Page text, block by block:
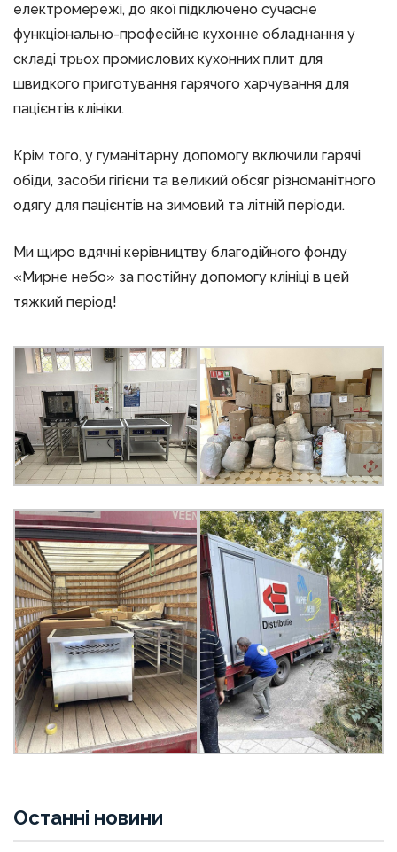
електромережі, до якої підключено сучасне
функціонально-професійне кухонне обладнання у
складі трьох промислових кухонних плит для
швидкого приготування гарячого харчування для
пацієнтів клініки.
Крім того, у гуманітарну допомогу включили гарячі
обіди, засоби гігієни та великий обсяг різноманітного
одягу для пацієнтів на зимовий та літній періоди.
Ми щиро вдячні керівництву благодійного фонду
«Мирне небо» за постійну допомогу клініці в цей
тяжкий період!
Останні новини